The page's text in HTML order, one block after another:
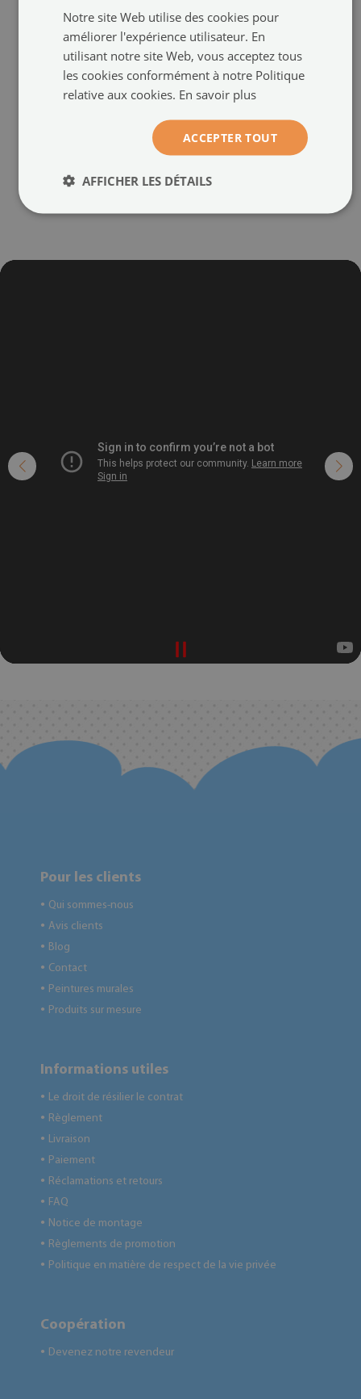
Tableaux sur toile
Pain d'épice vacances de
Noël Neige(#och-303064787)
34.99 €
Photo sur toile
Les arbres de Noël de neige
d'hiver(#och-226631356)
34.99 €
Pour les clients
● Qui sommes-nous
● Avis clients
● Blog
● Contact
● Peintures murales
● Produits sur mesure
Informations utiles
● Le droit de résilier le contrat
● Règlement
● Livraison
● Paiement
● Réclamations et retours
● FAQ
● Notice de montage
● Règlements de promotion
● Politique en matière de respect de la vie privée
Coopération
● Devenez notre revendeur
Notre site Web utilise des cookies pour
améliorer l'expérience utilisateur. En
utilisant notre site Web, vous acceptez tous
les cookies conformément à notre Politique
relative aux cookies. En savoir plus
ACCEPTER TOUT
AFFICHER LES DÉTAILS